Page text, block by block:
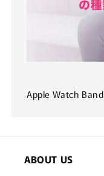
Apple Watch
ABOUT US